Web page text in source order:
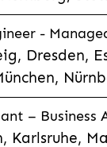
-
Dresden,
– Business
Karlsruhe,